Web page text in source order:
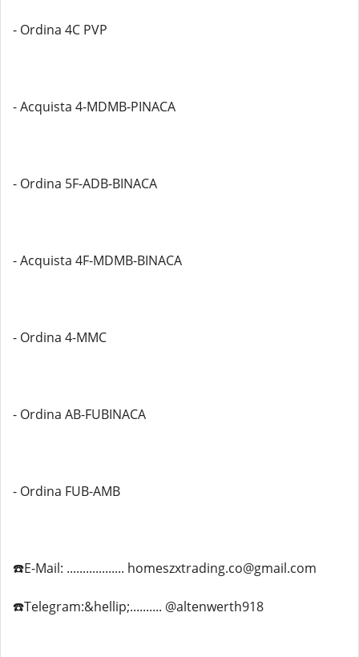
- Ordina 4C PVP
- Acquista 4-MDMB-PINACA
- Ordina 5F-ADB-BINACA
- Acquista 4F-MDMB-BINACA
- Ordina 4-MMC
- Ordina AB-FUBINACA
- Ordina FUB-AMB
☎️E-Mail: .................. homeszxtrading.co@gmail.com
☎️Telegram:&hellip;.......... @altenwerth918